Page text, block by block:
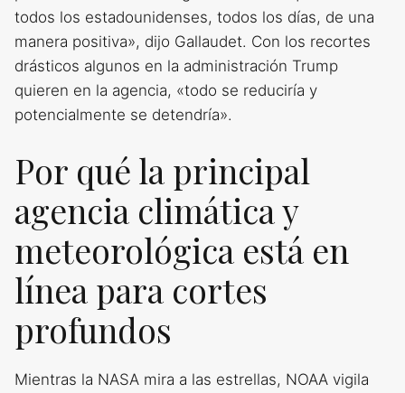
todos los estadounidenses, todos los días, de una
manera positiva», dijo Gallaudet. Con los recortes
drásticos algunos en la administración Trump
quieren en la agencia, «todo se reduciría y
potencialmente se detendría».
Por qué la principal
agencia climática y
meteorológica está en
línea para cortes
profundos
Mientras la NASA mira a las estrellas, NOAA vigila